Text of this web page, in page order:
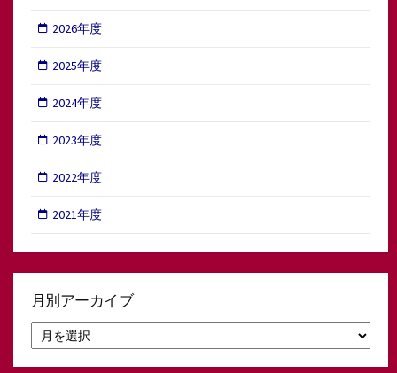
2026年度
2025年度
2024年度
2023年度
2022年度
2021年度
月別アーカイブ
別
ア